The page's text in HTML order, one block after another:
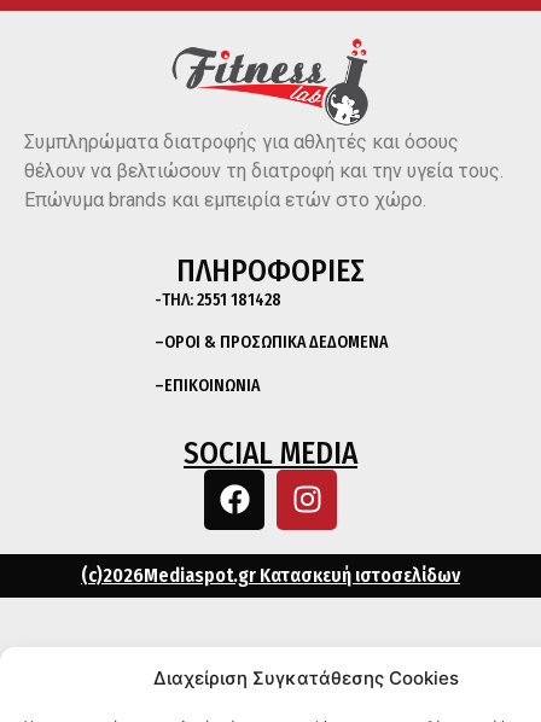
Διαχείριση Συγκατάθεσης Cookies
Συμπληρώματα διατροφής για αθλητές και όσους
θέλουν να βελτιώσουν τη διατροφή και την υγεία τους.
Επώνυμα brands και εμπειρία ετών στο χώρο.
ΠΛΗΡΟΦΟΡΙΕΣ
-ΤΗΛ:2551 181428
–ΟΡΟΙ & ΠΡΟΣΩΠΙΚΑ ΔΕΔΟΜΕΝΑ
–ΕΠΙΚΟΙΝΩΝΙΑ
SOCIAL MEDIA
(c)2026Mediaspot.gr Κατασκευή ιστοσελίδων